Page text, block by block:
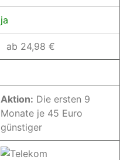
ja
ab 24,98 €
Aktion: Die ersten 9
Monate je 45 Euro
günstiger